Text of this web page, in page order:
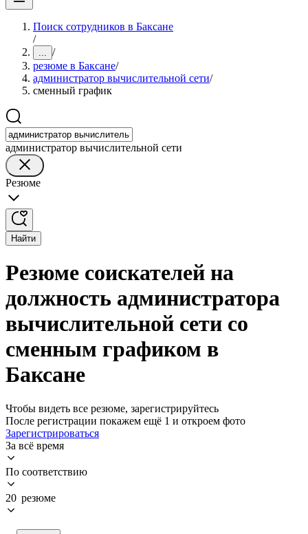
Поиск сотрудников в Баксане
/
... /
резюме в Баксане/
администратор вычислительной сети/
сменный график
администратор вычислительной сети
Резюме
Найти
Резюме соискателей на
должность администратора
вычислительной сети со
сменным графиком в
Баксане
Чтобы видеть все резюме, зарегистрируйтесь
После регистрации покажем ещё 1 и откроем фото
Зарегистрироваться
За всё время
По соответствию
20 резюме